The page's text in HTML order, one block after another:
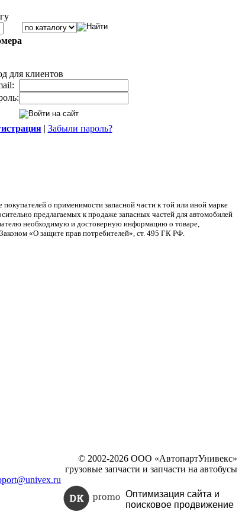
для клиентов
| Забыли пароль?
о применимости запасной части к той или иной марке
предлагаемых к продаже запасных частей для автомобилей
необходимую и достоверную информацию о товаре,
«О защите прав потребителей», ст. 495 ГК РФ.
© 2002-2026 ООО «АвтопартУнивекс»
грузовые запчасти и запчасти на автобусы
Оптимизация сайта и
поисковое продвижение